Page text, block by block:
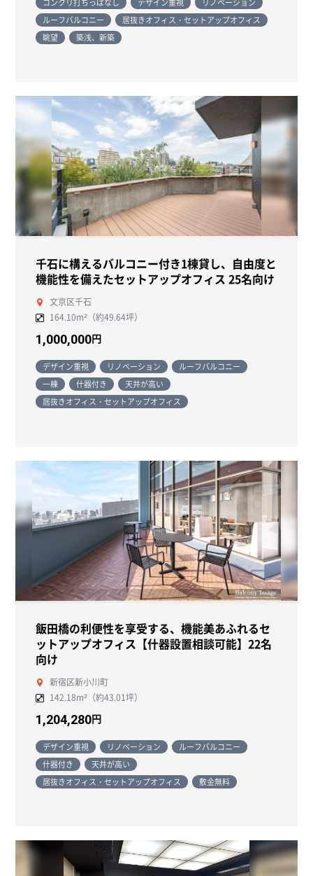
ルーフバルコニー
居抜きオフィス・セットアップオフィス
眺望
築浅、新築
千石に構えるバルコニー付き1棟貸し、自由度と
機能性を備えたセットアップオフィス 25名向け
文京区千石
164.10m²（約49.64坪）
1,000,000円
デザイン重視 リノベーション
ルーフバルコニー
一棟
什器付き
天井が高い
居抜きオフィス・セットアップオフィス
飯田橋の利便性を享受する、機能美あふれるセ
ットアップオフィス【什器設置相談可能】22名
向け
新宿区新小川町
142.18m²（約43.01坪）
1,204,280円
デザイン重視 リノベーション
ルーフバルコニー
什器付き
天井が高い
居抜きオフィス・セットアップオフィス
敷金無料